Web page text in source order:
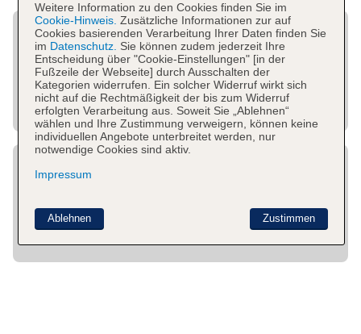
Weitere Information zu den Cookies finden Sie im
Cookie-Hinweis. Zusätzliche Informationen zur auf
Cookies basierenden Verarbeitung Ihrer Daten finden Sie
im Datenschutz. Sie können zudem jederzeit Ihre
Entscheidung über "Cookie-Einstellungen" [in der
Fußzeile der Webseite] durch Ausschalten der
Kategorien widerrufen. Ein solcher Widerruf wirkt sich
nicht auf die Rechtmäßigkeit der bis zum Widerruf
erfolgten Verarbeitung aus. Soweit Sie „Ablehnen“
wählen und Ihre Zustimmung verweigern, können keine
individuellen Angebote unterbreitet werden, nur
notwendige Cookies sind aktiv.
Impressum
Zustimmen
Ablehnen